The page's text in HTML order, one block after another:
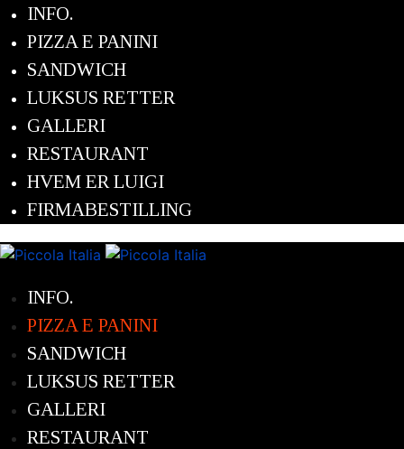
INFO.
PIZZA E PANINI
SANDWICH
LUKSUS RETTER
GALLERI
RESTAURANT
HVEM ER LUIGI
FIRMABESTILLING
INFO.
PIZZA E PANINI
SANDWICH
LUKSUS RETTER
GALLERI
RESTAURANT